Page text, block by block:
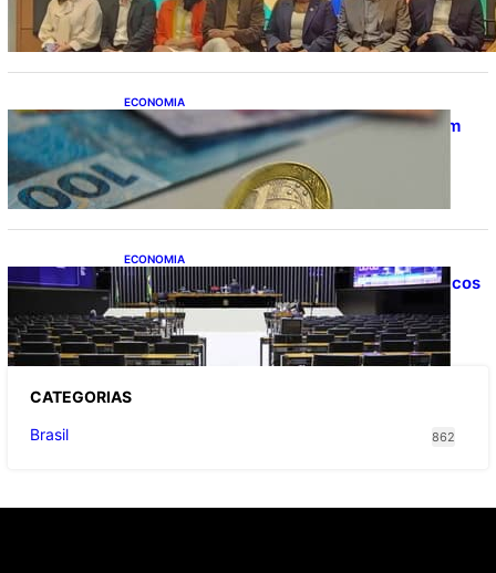
ECONOMIA
Mesmo com queda da Selic, juros seguem
freando investimentos, diz CNI
ECONOMIA
Painel de monitoramento de gastos públicos
será lançado na Câmara dos Deputados
CATEGORIAS
Brasil
862